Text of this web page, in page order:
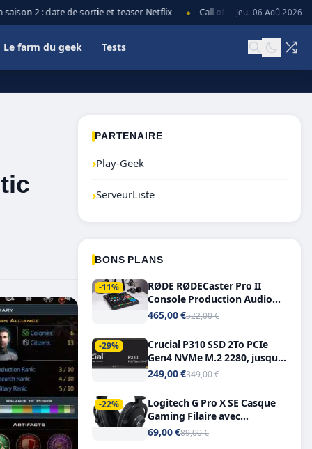
2 : date de sortie et teaser Netflix Call of Duty: Black Ops 7
Jeu. 06 Aoû 2026
Le farm du geek Tests
PARTENAIRE
›Play-Geek
›ServeurListe
BONS PLANS
-11%
RØDE RØDECaster Pro II
Console Production Audio
Tout-en-Un, Bluetooth et
465,00 €522,00 €
-29%
Crucial P310 SSD 2To PCIe
Gen4 NVMe M.2 2280, jusqu’à
7.100 Mo/s
249,00 €349,00 €
-22%
Logitech G Pro X SE Casque
Gaming Filaire avec
Microphone Micro
69,00 €89,00 €